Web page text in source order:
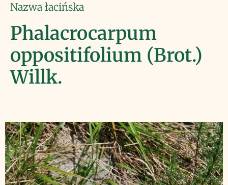
Nazwa łacińska
Phalacrocarpum
oppositifolium (Brot.)
Willk.